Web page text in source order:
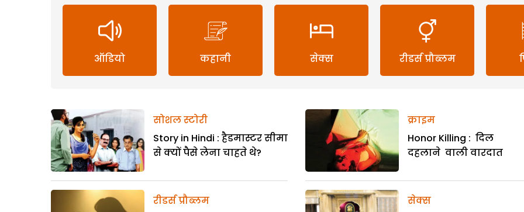
ऑडियो कहानी सेक्स रीडर्स प्रौब्लम
सोशल स्टोरी
Story in Hindi : हैडमास्टर सीमा
से क्यों पैसे लेना चाहते थे?
रीडर्स प्रौब्लम
क्राइम
Honor Killing : दिल
दहलाने वाली वारदात
सेक्स